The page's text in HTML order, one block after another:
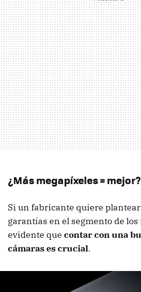
¿Más megapíxeles = mejor?
Si un fabricante quiere
garantías en el segmento de los
evidente que contar con una
cámaras es crucial.